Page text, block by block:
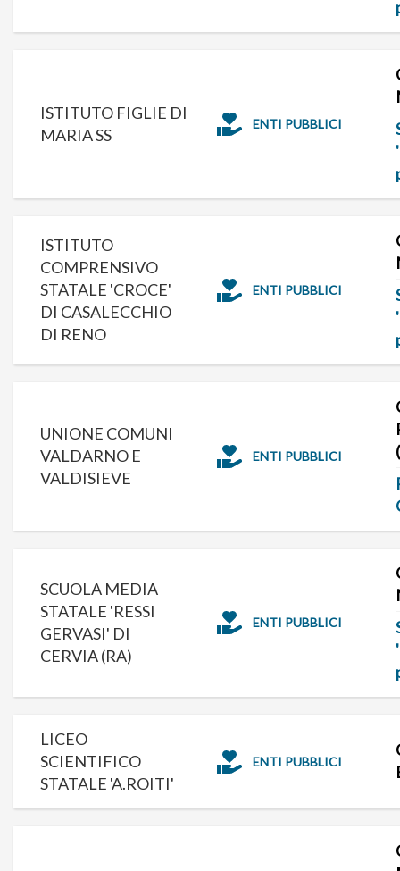
ISTITUTO FIGLIE DI
MARIA SS
ENTI PUBBLICI
ISTITUTO
COMPRENSIVO
STATALE 'CROCE'
DI CASALECCHIO
DI RENO
ENTI PUBBLICI
UNIONE COMUNI
VALDARNO E
VALDISIEVE
ENTI PUBBLICI
SCUOLA MEDIA
STATALE 'RESSI
GERVASI' DI
CERVIA (RA)
ENTI PUBBLICI
LICEO
SCIENTIFICO
STATALE 'A.ROITI'
ENTI PUBBLICI